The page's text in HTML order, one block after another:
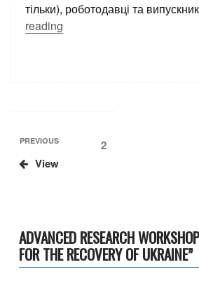
тільки), роботодавці та
reading
Навігація
записів
Previous
Post
PREVIOUS
View
Page2
ADVANCED RESEARCH
FOR THE RECOVERY OF UKRAINE”